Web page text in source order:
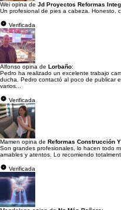
Wei opina de Jd Proyectos Reformas
Un profesional de pies a cabeza. Honesto,
Verificada
Alfonso opina de Lorbaño:
Pedro ha realizado un excelente trabajo
ducha. Pedro contactó al poco de publicar
varios...
Verificada
Mamen opina de Reformas Construcción
Son grandes profesionales, lo hacen todo
amables y atentos. Lo recomiendo
Verificada